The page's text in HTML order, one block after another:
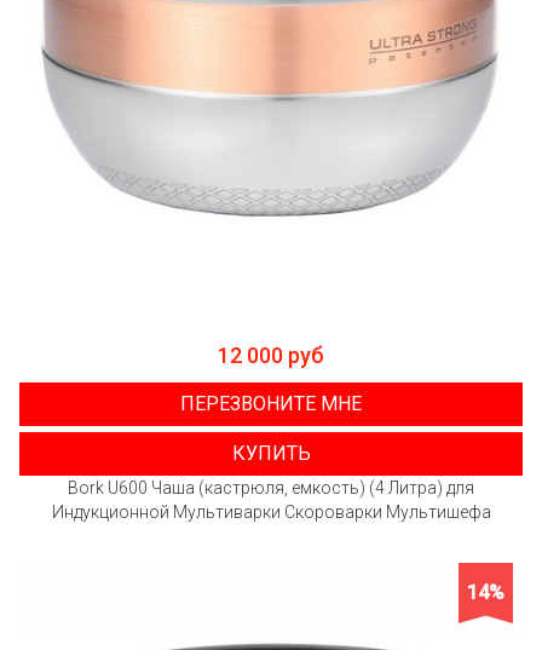
12 000 руб
ПЕРЕЗВОНИТЕ МНЕ
КУПИТЬ
Bork U600 Чаша (кастрюля, емкость) (4 Литра) для
Индукционной Мультиварки Скороварки Мультишефа
14%